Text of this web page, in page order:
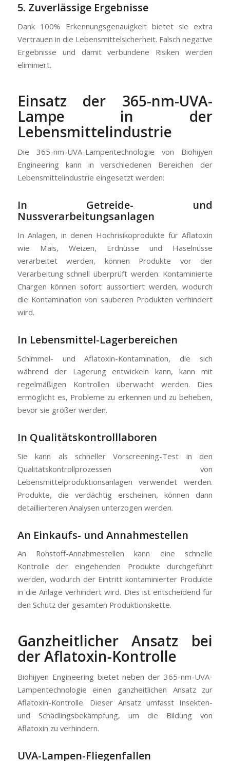
5. Zuverlässige Ergebnisse
Dank 100% Erkennungsgenauigkeit bietet sie extra
Vertrauen in die Lebensmittelsicherheit. Falsch negative
Ergebnisse und damit verbundene Risiken werden
eliminiert.
Einsatz der 365-nm-UVA-
Lampe in der
Lebensmittelindustrie
Die 365-nm-UVA-Lampentechnologie von Biohijyen
Engineering kann in verschiedenen Bereichen der
Lebensmittelindustrie eingesetzt werden:
In Getreide- und
Nussverarbeitungsanlagen
In Anlagen, in denen Hochrisikoprodukte für Aflatoxin
wie Mais, Weizen, Erdnüsse und Haselnüsse
verarbeitet werden, können Produkte vor der
Verarbeitung schnell überprüft werden. Kontaminierte
Chargen können sofort aussortiert werden, wodurch
die Kontamination von sauberen Produkten verhindert
wird.
In Lebensmittel-Lagerbereichen
Schimmel- und Aflatoxin-Kontamination, die sich
während der Lagerung entwickeln kann, kann mit
regelmäßigen Kontrollen überwacht werden. Dies
ermöglicht es, Probleme zu erkennen und zu beheben,
bevor sie größer werden.
In Qualitätskontrolllaboren
Sie kann als schneller Vorscreening-Test in den
Qualitätskontrollprozessen von
Lebensmittelproduktionsanlagen verwendet werden.
Produkte, die verdächtig erscheinen, können dann
detaillierteren Analysen unterzogen werden.
An Einkaufs- und Annahmestellen
An Rohstoff-Annahmestellen kann eine schnelle
Kontrolle der eingehenden Produkte durchgeführt
werden, wodurch der Eintritt kontaminierter Produkte
in die Anlage verhindert wird. Dies ist entscheidend für
den Schutz der gesamten Produktionskette.
Ganzheitlicher Ansatz bei
der Aflatoxin-Kontrolle
Biohijyen Engineering bietet neben der 365-nm-UVA-
Lampentechnologie einen ganzheitlichen Ansatz zur
Aflatoxin-Kontrolle. Dieser Ansatz umfasst Insekten-
und Schädlingsbekämpfung, um die Bildung von
Aflatoxin zu verhindern.
UVA-Lampen-Fliegenfallen